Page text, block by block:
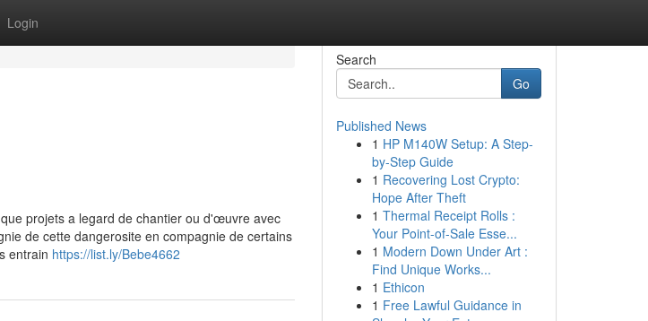
Login
projets a legard de chantier ou d'œuvre avec
de cette dangerosite en compagnie de certains
entrain https://list.ly/Bebe4662
Search
Go
Published News
1 HP M140W Setup: A Step-
by-Step Guide
1 Recovering Lost Crypto:
Hope After Theft
1 Thermal Receipt Rolls :
Your Point-of-Sale Esse...
1 Modern Down Under Art :
Find Unique Works...
1 Ethicon
1 Free Lawful Guidance in